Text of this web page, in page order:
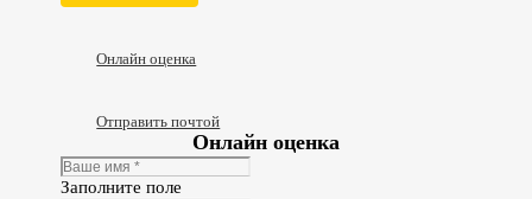
Онлайн оценка
Отправить почтой
Онлайн оценка
Заполните поле